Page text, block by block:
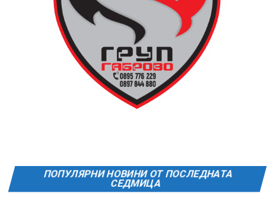
13 АВГУСТ (четвъртък)
19:00ч Групова тренировка с Йоанна Петрова от
20:00ч. Куиз вечер за обща култура
21:30ч. Прожекция на филма “Брънч за начинаещи”
Ще бъде хубаво – не някога и някъде, а тук и сега!
ПОПУЛЯРНИ НОВИНИ ОТ ПОСЛЕДНАТА
СЕДМИЦА